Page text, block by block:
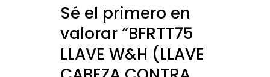
Sé el primero en
valorar “BFRTT75
LLAVE W&H (LLAVE